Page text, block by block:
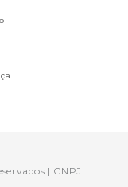
| CNPJ: